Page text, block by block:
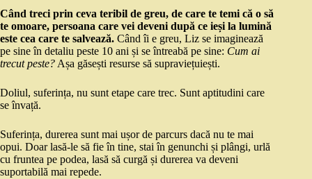
Când treci prin ceva teribil de greu, de care te temi că o să
te omoare, persoana care vei deveni după ce ieși la lumină
este cea care te salvează. Când îi e greu, Liz se imaginează
pe sine în detaliu peste 10 ani și se întreabă pe sine: Cum ai
trecut peste? Așa găsești resurse să supraviețuiești.
Doliul, suferința, nu sunt etape care trec. Sunt aptitudini care
se învață.
Suferința, durerea sunt mai ușor de parcurs dacă nu te mai
opui. Doar lasă-le să fie în tine, stai în genunchi și plângi, urlă
cu fruntea pe podea, lasă să curgă și durerea va deveni
suportabilă mai repede.